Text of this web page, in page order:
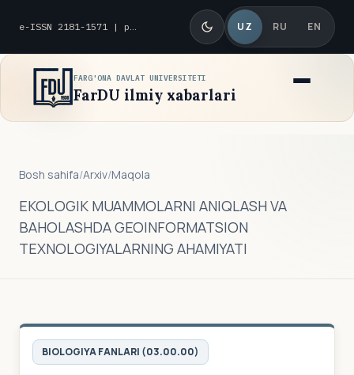
e-ISSN 2181-1571 | p-ISSN 2010-8419 UZ RU EN
FARG'ONA DAVLAT UNIVERSITETI
FarDU ilmiy xabarlari
Bosh sahifa/Arxiv/Maqola
EKOLOGIK MUAMMOLARNI ANIQLASH VA
BAHOLASHDA GEOINFORMATSION
TEXNOLOGIYALARNING AHAMIYATI
BIOLOGIYA FANLARI (03.00.00)